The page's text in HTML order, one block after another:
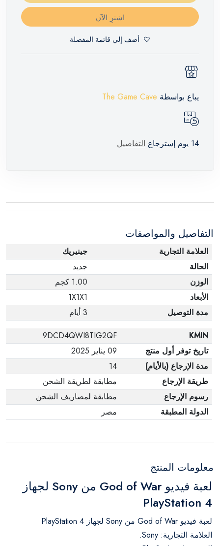
اشترِ الآن
أضف إلي قائمة المفضلة
يباع بواسطة The Game Cave
14 يوم إسترجاع التفاصيل
التفاصيل والمواصفات
العلامة التجارية
جينيريك
الحالة
جديد
الوزن
1.00 كجم
الأبعاد
1X1X1
مدة التوصيل
3 أيام
KMIN
9DCD4QWI8TIG2QF
تاريخ توفر أول منتج
09 يناير 2025
مدة الإرجاع (بالأيام)
14
طريقة الإرجاع
مطابقة لطريقة الشحن
رسوم الإرجاع
مطابقة لمصاريف الشحن
الدولة المطبقة
مصر
معلومات المنتج
لعبة فيديو God of War من Sony لجهاز
PlayStation 4
لعبة فيديو God of War من Sony لجهاز PlayStation 4
العلامة التجارية: Sony.